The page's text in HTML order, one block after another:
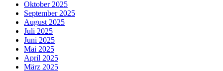
Oktober 2025
September 2025
August 2025
Juli 2025
Juni 2025
Mai 2025
April 2025
März 2025